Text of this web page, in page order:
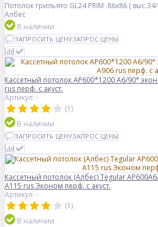
Потолок грильято GL24 PRIM 86х86 (
Албес
В наличии
ЗАПРОСИТЬ ЦЕНУЗАПРОС ЦЕНЫ
Кассетный потолок AP600*1200 A6/90°
rus перф. с акуст.
Артикул: -
(1)
В наличии
ЗАПРОСИТЬ ЦЕНУЗАПРОС ЦЕНЫ
Кассетный потолок (Албес) Tegular
А115 rus Эконом перф. с акуст.
Артикул: -
(1)
В наличии